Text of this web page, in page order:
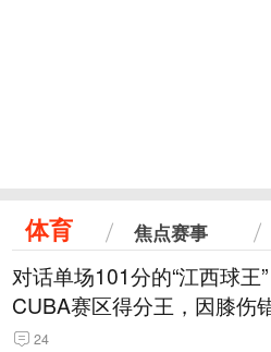
体育 焦点赛事
对话单场101分的“江西球王
CUBA赛区得分王，因膝伤
A选秀
24